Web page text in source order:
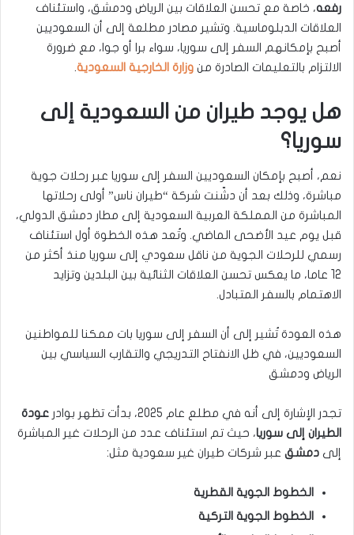
رفعه، خاصة مع تحسن العلاقات بين الرياض ودمشق، واستئناف
العلاقات الدبلوماسية. وتشير مصادر مطلعة إلى أن السعوديين
أصبح بإمكانهم السفر إلى سوريا، سواء برا أو جوا، مع ضرورة
الالتزام بالتعليمات الصادرة من وزارة الخارجية السعودية.
هل يوجد طيران من السعودية إلى
سوريا؟
نعم، أصبح بإمكان السعوديين السفر إلى سوريا عبر رحلات جوية
مباشرة، وذلك بعد أن دشّنت شركة “طيران ناس” أولى رحلاتها
المباشرة من المملكة العربية السعودية إلى مطار دمشق الدولي،
قبل يوم عيد الأضحى الماضي. وتُعد هذه الخطوة أول استئناف
رسمي للرحلات الجوية من ناقل سعودي إلى سوريا منذ أكثر من
12 عاما، ما يعكس تحسن العلاقات الثنائية بين البلدين وتزايد
الاهتمام بالسفر المتبادل.
هذه العودة تُشير إلى أن السفر إلى سوريا بات ممكنا للمواطنين
السعوديين، في ظل الانفتاح التدريجي والتقارب السياسي بين
الرياض ودمشق
تجدر الإشارة إلى أنه في مطلع عام 2025، بدأت تظهر بوادر
عودة
الطيران إلى سوريا، حيث تم استئناف عدد من الرحلات غير المباشرة
إلى دمشق عبر شركات طيران غير سعودية مثل:
الخطوط الجوية القطرية
الخطوط الجوية التركية